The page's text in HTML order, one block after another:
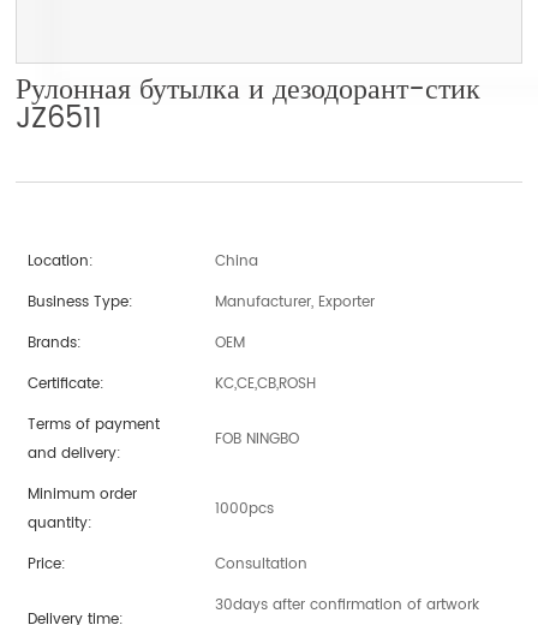
Рулонная бутылка и дезодорант-стик
JZ6511
Location:
China
Business Type:
Manufacturer, Exporter
Brands:
OEM
Certificate:
KC,CE,CB,ROSH
Terms of payment
and delivery:
FOB NINGBO
Minimum order
quantity:
1000pcs
Price: Consultation
Delivery time:
30days after confirmation of artwork